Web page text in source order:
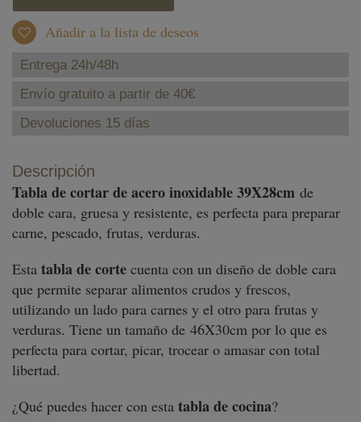
Añadir a la lista de deseos
Entrega 24h/48h
Envío gratuito a partir de 40€
Devoluciones 15 días
Descripción
Tabla de cortar de acero inoxidable 39X28cm de
doble cara, gruesa y resistente, es perfecta para preparar
carne, pescado, frutas, verduras.
Esta tabla de corte cuenta con un diseño de doble cara
que permite separar alimentos crudos y frescos,
utilizando un lado para carnes y el otro para frutas y
verduras. Tiene un tamaño de 46X30cm por lo que es
perfecta para cortar, picar, trocear o amasar con total
libertad.
¿Qué puedes hacer con esta tabla de cocina?